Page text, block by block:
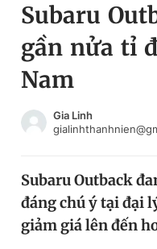
Chuyên mục
Chuyên mục khác
Chào ngày mới
Video
Đổi mật khẩu
Tin đã lưu
Đăng xuất
Subaru
gần nửa tỉ
Nam
Gia Linh
Subaru Outback
đáng chú ý tại đại
giảm giá lên đến